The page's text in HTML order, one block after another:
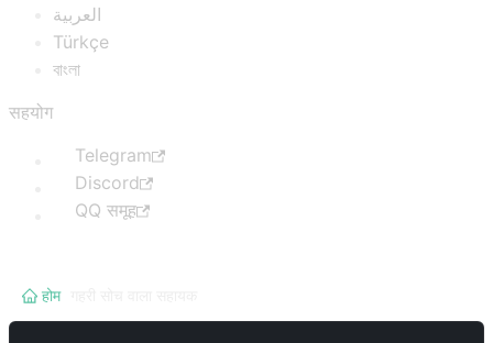
العربية
Türkçe
বাংলা
सहयोग
Telegram
Discord
QQ समूह
होम